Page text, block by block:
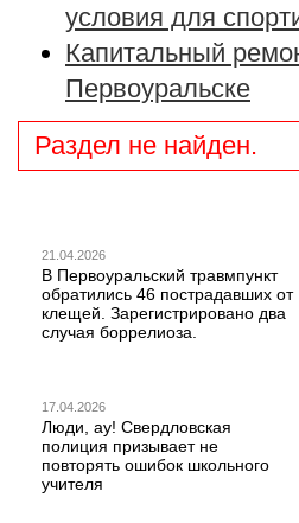
условия для
Капитальный
Первоуральске
Раздел не найден.
21.04.2026
В Первоуральский травмпункт
обратились 46 пострадавших от
клещей. Зарегистрировано два
случая боррелиоза.
17.04.2026
Люди, ау! Свердловская
полиция призывает не
повторять ошибок школьного
учителя